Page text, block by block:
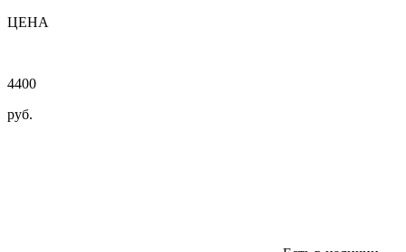
ЦЕНА
4400
руб.